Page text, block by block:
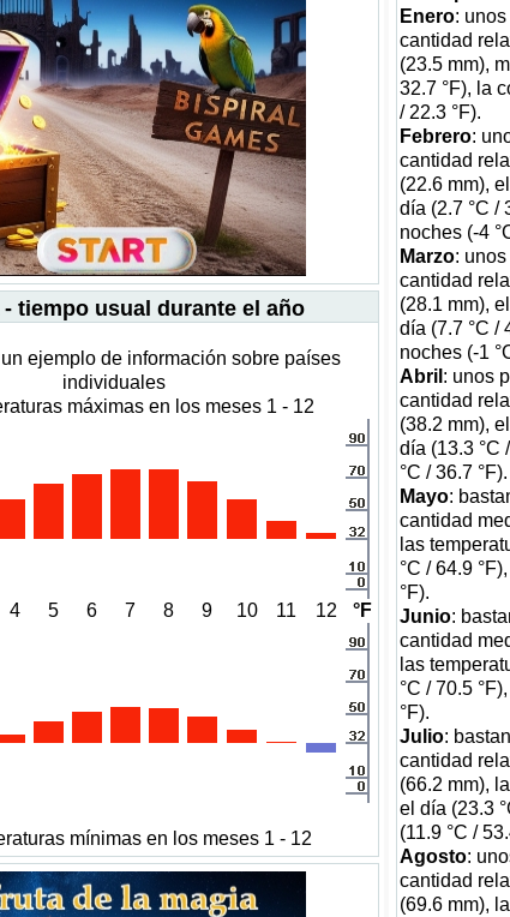
- tiempo usual durante el año
ejemplo de información sobre países
individuales
máximas en los meses 1 - 12
4 5 6 7 8 9 10 11 12 °F
mínimas en los meses 1 - 12
Enero:
cantidad
(23.5 mm),
32.7 °F), la
/ 22.3 °F).
Febrero:
cantidad
(22.6 mm),
día (2.7 °C /
noches (-4
Marzo:
cantidad
(28.1 mm),
día (7.7 °C /
noches (-1
Abril : unos
cantidad
(38.2 mm),
día (13.3 °C
°C / 36.7 °F).
Mayo:
cantidad
las
°C / 64.9
°F).
Junio:
cantidad
las
°C / 70.5
°F).
Julio:
cantidad
(66.2 mm),
el día (23.3
(11.9 °C /
Agosto:
cantidad
(69.6 mm),